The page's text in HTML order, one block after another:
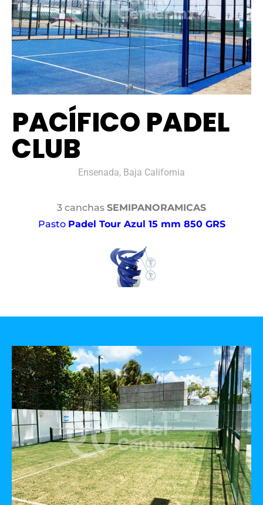
PACÍFICO PADEL
CLUB
Ensenada, Baja California
3 canchas SEMIPANORAMICAS
Pasto Padel Tour Azul 15 mm 850 GRS